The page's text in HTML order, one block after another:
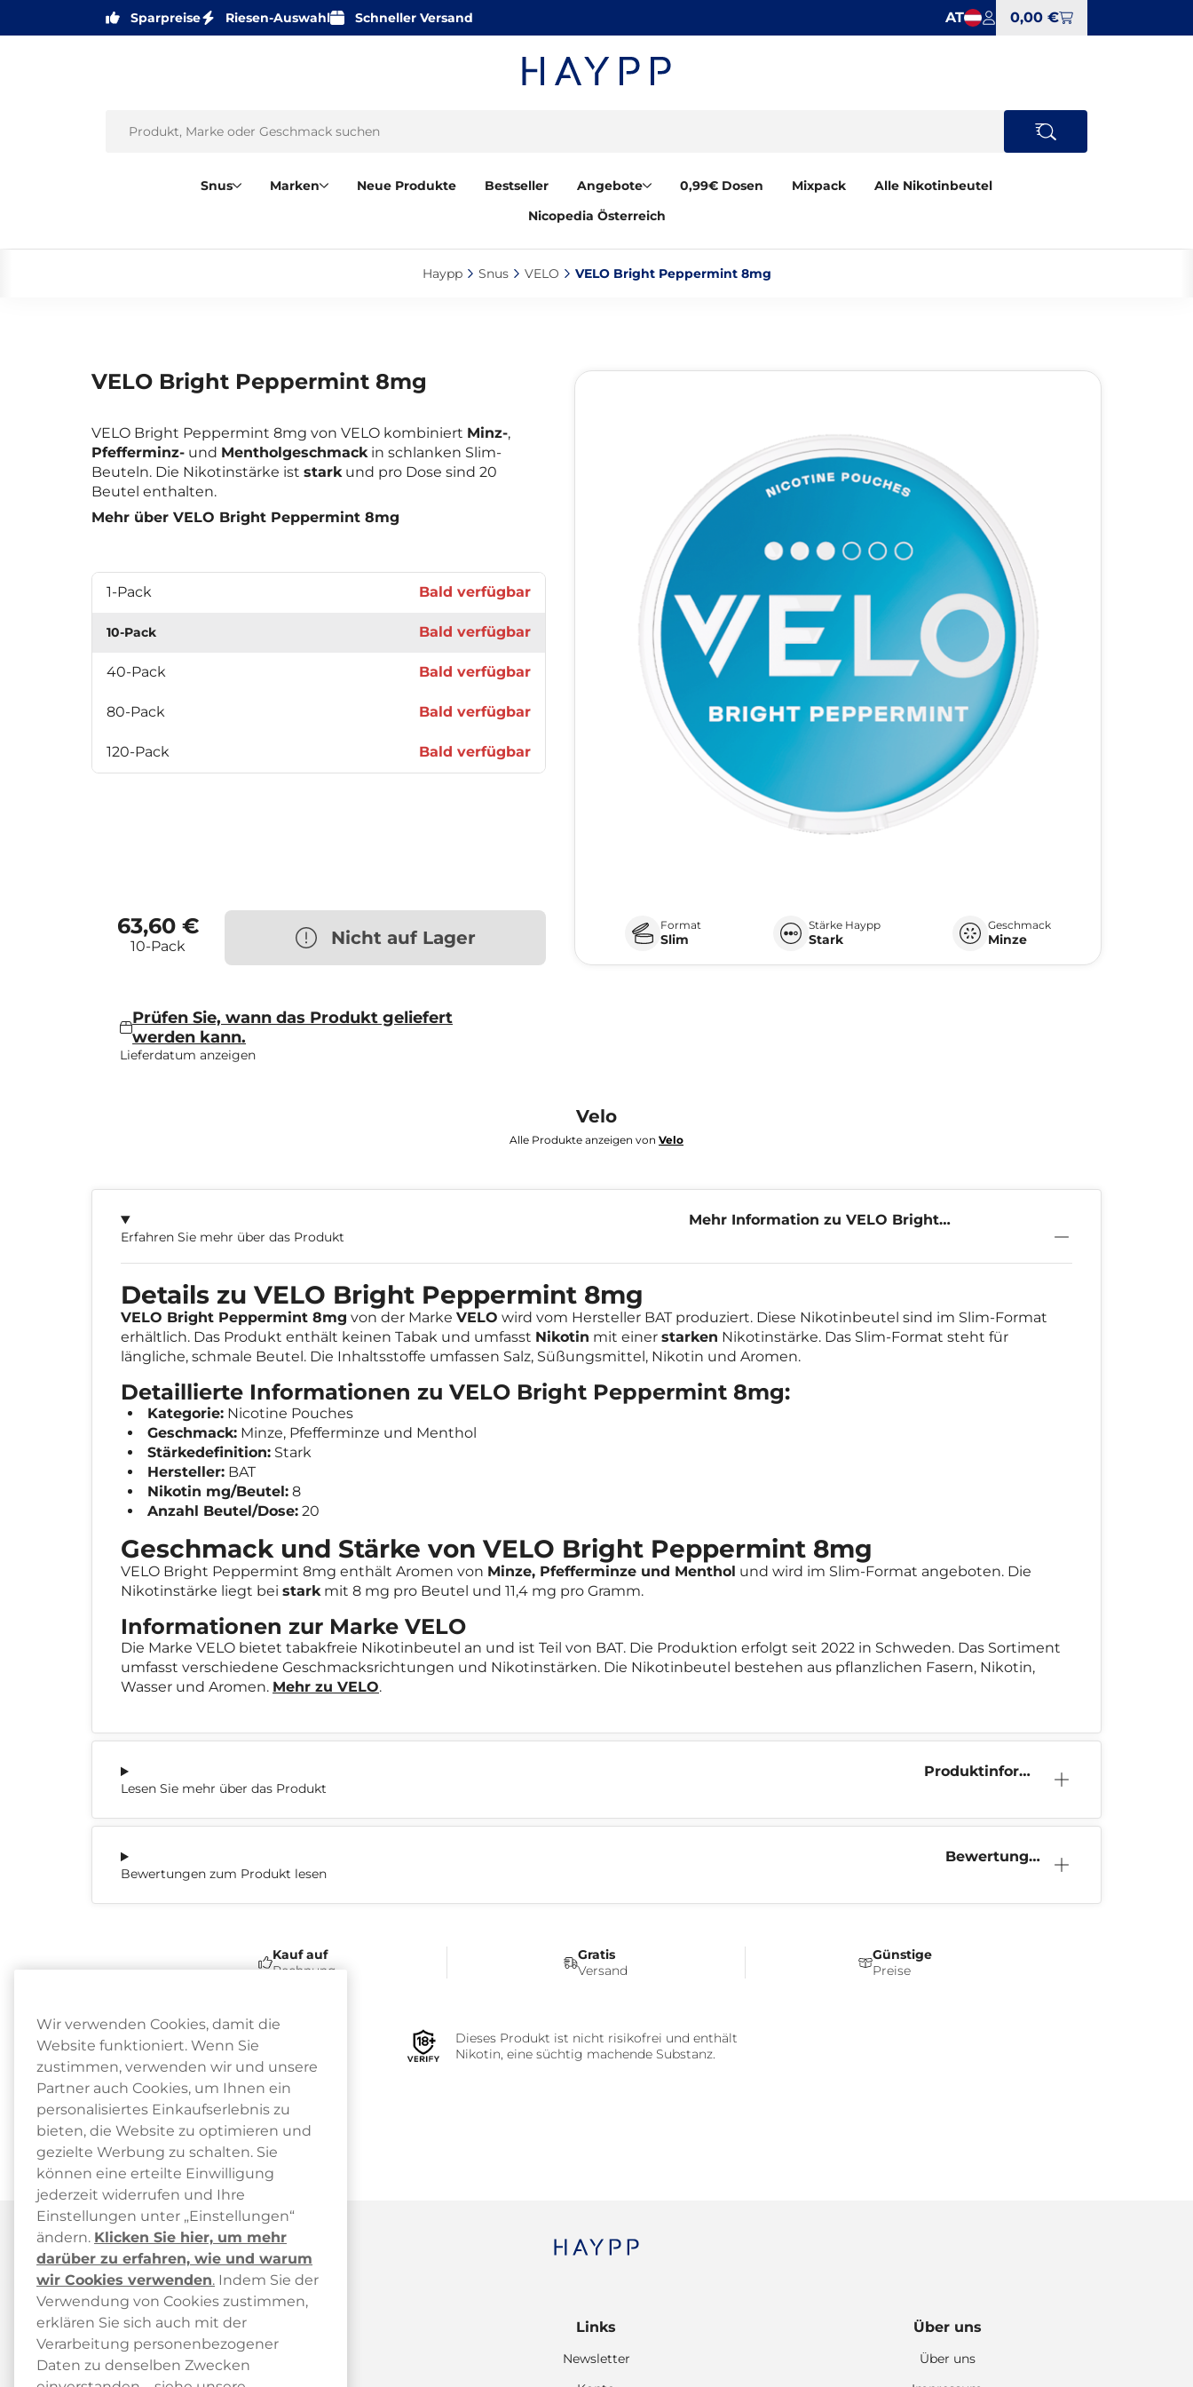
Sparpreise Riesen-Auswahl Schneller Versand AT 0,00 €
Snus Marken Neue Produkte Bestseller Angebote 0,99€ Dosen Mixpack
Alle Nikotinbeutel
Nicopedia Österreich
Haypp‎ Snus‎ VELO‎ VELO Bright Peppermint 8mg‎
VELO Bright Peppermint 8mg
VELO Bright Peppermint 8mg von VELO kombiniert Minz-,
Pfefferminz- und Mentholgeschmackin schlanken Slim-
Beuteln. Die Nikotinstärke ist starkund pro Dose sind 20
Beutel enthalten.
Mehr über VELO Bright Peppermint 8mg
Format
Slim
Stärke Haypp
Stark
Geschmack
Minze
1-Pack Bald verfügbar
10-Pack Bald verfügbar
40-Pack Bald verfügbar
80-Pack Bald verfügbar
120-Pack Bald verfügbar
63,60 €
10-Pack Nicht auf Lager
Prüfen Sie, wann das Produkt geliefert
werden kann.
Lieferdatum anzeigen
Mehr Information zu VELO Bright
Erfahren Sie mehr über das Produkt
Details zu VELO Bright Peppermint 8mg
VELO Bright Peppermint 8mg von der Marke VELO wird vom Hersteller BAT produziert. Diese Nikotinbeutel sind im Slim-Format
erhältlich. Das Produkt enthält keinen Tabak und umfasst Nikotin mit einer starken Nikotinstärke. Das Slim-Format steht für
längliche, schmale Beutel. Die Inhaltsstoffe umfassen Salz, Süßungsmittel, Nikotin und Aromen.
Detaillierte Informationen zu VELO Bright Peppermint 8mg:
Kategorie: Nicotine Pouches
Geschmack: Minze, Pfefferminze und Menthol
Stärkedefinition: Stark
Hersteller: BAT
Nikotin mg/Beutel: 8
Anzahl Beutel/Dose: 20
Geschmack und Stärke von VELO Bright Peppermint 8mg
VELO Bright Peppermint 8mg enthält Aromen von Minze, Pfefferminze und Menthol und wird im Slim-Format angeboten. Die
Nikotinstärke liegt bei starkmit 8 mg pro Beutel und 11,4 mg pro Gramm.
Informationen zur Marke VELO
Die Marke VELO bietet tabakfreie Nikotinbeutel an und ist Teil von BAT. Die Produktion erfolgt seit 2022 in Schweden. Das Sortiment
umfasst verschiedene Geschmacksrichtungen und Nikotinstärken. Die Nikotinbeutel bestehen aus pflanzlichen Fasern, Nikotin,
Wasser und Aromen. Mehr zu VELO.
Produktinform
Lesen Sie mehr über das Produkt
Bewertunge
Bewertungen zum Produkt lesen
Velo
Alle Produkte anzeigen von Velo
Kauf auf
Rechnung
Gratis
Versand
Günstige
Preise
Dieses Produkt ist nicht risikofrei und enthält
Nikotin, eine süchtig machende Substanz.
Kundendienst
Kundendienst
Links
Newsletter
Über uns
Über uns
Wir verwenden Cookies, damit die
Website funktioniert. Wenn Sie
zustimmen, verwenden wir und unsere
Partner auch Cookies, um Ihnen ein
personalisiertes Einkaufserlebnis zu
bieten, die Website zu optimieren und
gezielte Werbung zu schalten. Sie
können eine erteilte Einwilligung
jederzeit widerrufen und Ihre
Einstellungen unter „Einstellungen“
ändern. Klicken Sie hier, um mehr
darüber zu erfahren, wie und warum
wir Cookies verwenden. Indem Sie der
Verwendung von Cookies zustimmen,
erklären Sie sich auch mit der
Verarbeitung personenbezogener
Daten zu denselben Zwecken